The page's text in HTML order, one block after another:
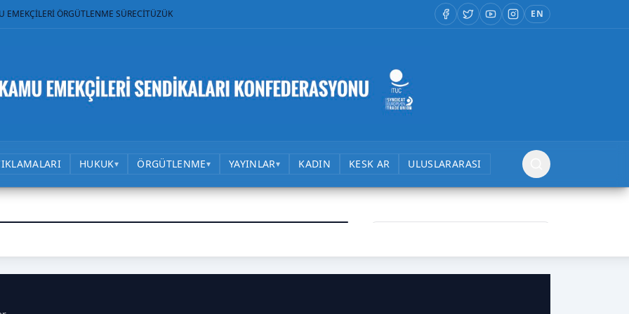
EMEKÇİLERİ ÖRGÜTLENME SÜRECİTÜZÜK EN
HUKUK▾ ÖRGÜTLENME▾ YAYINLAR▾ KADIN KESK AR ULUSLARARASI
›
EK ZAM İstiyoruz!